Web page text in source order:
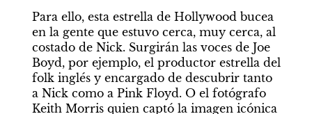
Para ello, esta estrella de Hollywood bucea
en la gente que estuvo cerca, muy cerca, al
costado de Nick. Surgirán las voces de Joe
Boyd, por ejemplo, el productor estrella del
folk inglés y encargado de descubrir tanto
a Nick como a Pink Floyd. O el fotógrafo
Keith Morris quien captó la imagen icónica